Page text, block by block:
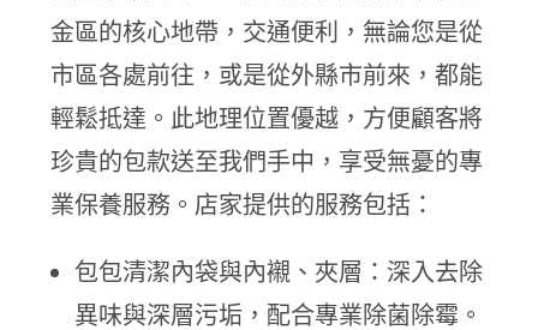
金區的核心地帶，交通便利，無論您是從
市區各處前往，或是從外縣市前來，都能
輕鬆抵達。此地理位置優越，方便顧客將
珍貴的包款送至我們手中，享受無憂的專
業保養服務。店家提供的服務包括：
包包清潔內袋與內襯、夾層：深入去除
異味與深層污垢，配合專業除菌除霉。